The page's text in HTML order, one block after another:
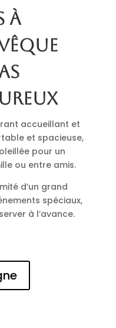
à
accueillant et
et spacieuse,
pour un
ou entre amis.
d’un grand
spéciaux,
à l’avance.